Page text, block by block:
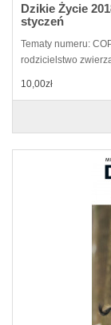
Dzikie Życie
styczeń
Tematy numeru:
rodzicielstwo
10,00zł